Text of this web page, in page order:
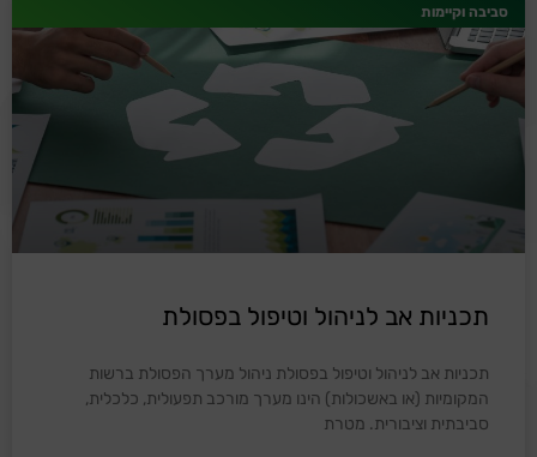
סביבה וקיימות
תכניות אב לניהול וטיפול בפסולת
תכניות אב לניהול וטיפול בפסולת ניהול מערך הפסולת ברשות
המקומיות (או באשכולות) הינו מערך מורכב תפעולית, כלכלית,
סביבתית וציבורית. מטרת